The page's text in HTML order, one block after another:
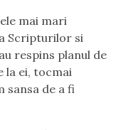
mai mari
Scripturilor si
respins planul de
la ei, tocmai
sansa de a fi